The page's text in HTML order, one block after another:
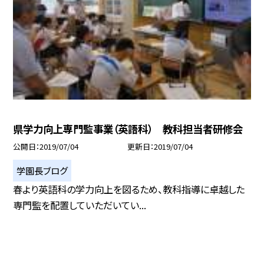
県学力向上専門監事業（英語科） 教科担当者研修会
公開日 2019/07/04 更新日 2019/07/04
学園長ブログ
春より英語科の学力向上を図るため、教科指導に卓越した
専門監を配置していただいてい...